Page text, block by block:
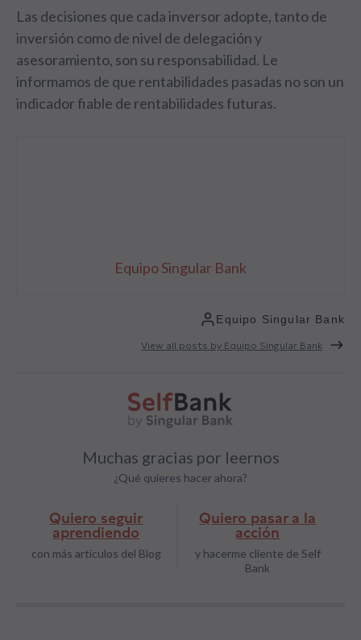
Las decisiones que cada inversor adopte, tanto de
inversión como de nivel de delegación y
asesoramiento, son su responsabilidad. Le
informamos de que rentabilidades pasadas no son un
indicador fiable de rentabilidades futuras.
Equipo Singular Bank
Equipo Singular Bank
View all posts by Equipo Singular Bank
Muchas gracias por leernos
¿Qué quieres hacer ahora?
Quiero seguir
aprendiendo
con más artículos del Blog
Quiero pasar a la
acción
y hacerme cliente de Self
Bank